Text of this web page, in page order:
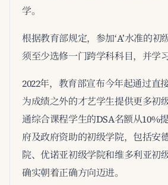
学。
根据教育部规定，参加‘A’水准的初
须至少选修一门跨学科科目，并学习
2022年，教育部宣布今年起通过直
为成绩之外的才艺学生提供更多初
通综合课程学生的DSA名额从10%
府及政府资助的初级学院，包括安
院、优诺亚初级学院和维多利亚初
确实朝着正确方向迈进。